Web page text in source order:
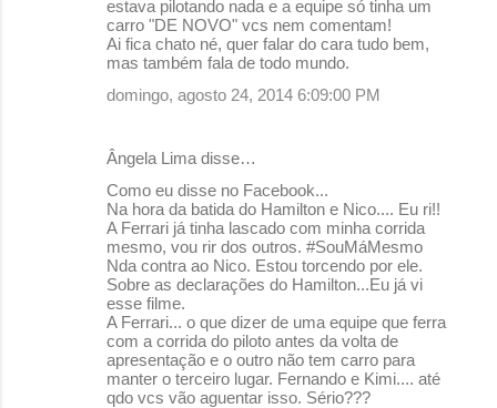
estava pilotando nada e a equipe só tinha um
carro "DE NOVO" vcs nem comentam!
Ai fica chato né, quer falar do cara tudo bem,
mas também fala de todo mundo.
domingo, agosto 24, 2014 6:09:00 PM
Ângela Lima disse…
Como eu disse no Facebook...
Na hora da batida do Hamilton e Nico.... Eu ri!!
A Ferrari já tinha lascado com minha corrida
mesmo, vou rir dos outros. #SouMáMesmo
Nda contra ao Nico. Estou torcendo por ele.
Sobre as declarações do Hamilton...Eu já vi
esse filme.
A Ferrari... o que dizer de uma equipe que ferra
com a corrida do piloto antes da volta de
apresentação e o outro não tem carro para
manter o terceiro lugar. Fernando e Kimi.... até
qdo vcs vão aguentar isso. Sério???